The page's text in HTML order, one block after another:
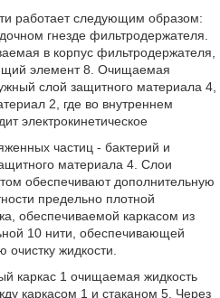
работает следующим образом:
гнезде фильтродержателя.
в корпус фильтродержателя,
элемент 8. Очищаемая
слой защитного материала 4,
2, где во внутреннем
электрокинетическое
частиц - бактерий и
материала 4. Слои
обеспечивают дополнительную
предельно плотной
обеспечиваемой каркасом из
10 нити, обеспечивающей
жидкости.
каркас 1 очищаемая жидкость
каркасом 1 и стаканом 5. Через